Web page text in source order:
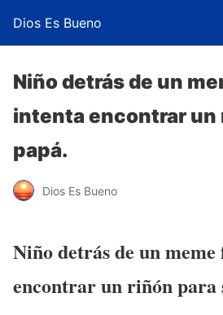
Dios Es Bueno
Niño detrás de un
intenta encontrar un
papá.
Dios Es Bueno
Niño detrás de un
encontrar un riñón para